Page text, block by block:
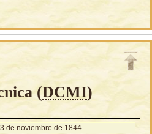
(DCMI)
de noviembre de 1844